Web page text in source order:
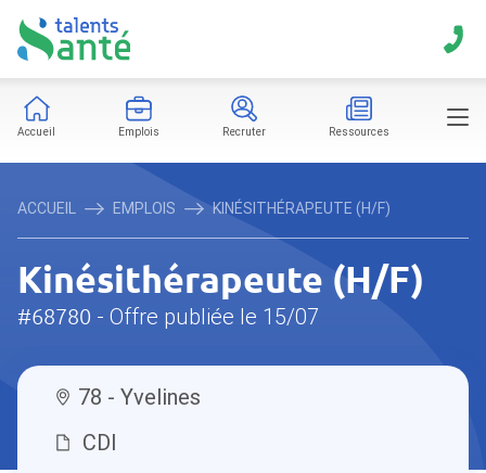
Accueil Emplois Recruter Ressources
ACCUEIL EMPLOIS KINÉSITHÉRAPEUTE (H/F)
Kinésithérapeute (H/F)
#68780 - Offre publiée le 15/07
78 - Yvelines
CDI